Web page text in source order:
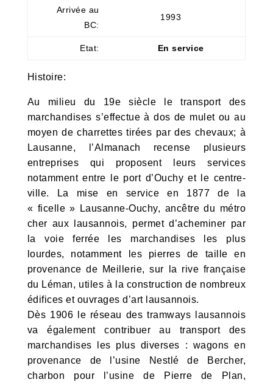
Arrivée au
BC:
1993
Etat: En service
Histoire:
Au milieu du 19e siècle le transport des
marchandises s’effectue à dos de mulet ou au
moyen de charrettes tirées par des chevaux; à
Lausanne, l’Almanach recense plusieurs
entreprises qui proposent leurs services
notamment entre le port d’Ouchy et le centre-
ville. La mise en service en 1877 de la
« ficelle » Lausanne-Ouchy, ancêtre du métro
cher aux lausannois, permet d’acheminer par
la voie ferrée les marchandises les plus
lourdes, notamment les pierres de taille en
provenance de Meillerie, sur la rive française
du Léman, utiles à la construction de nombreux
édifices et ouvrages d’art lausannois.
Dès 1906 le réseau des tramways lausannois
va également contribuer au transport des
marchandises les plus diverses : wagons en
provenance de l’usine Nestlé de Bercher,
charbon pour l’usine de Pierre de Plan,